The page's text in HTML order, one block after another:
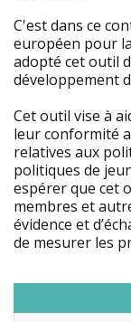
C'est dans ce
européen pour
adopté cet outil
développement
Cet outil vise à
leur conformité
relatives aux
politiques de
espérer que cet
membres et
évidence et
de mesurer les